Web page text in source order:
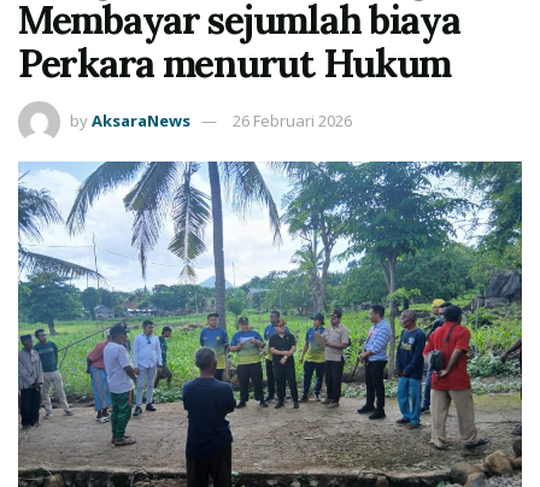
Membayar sejumlah biaya
Perkara menurut Hukum
byAksaraNews 26 Februari 2026